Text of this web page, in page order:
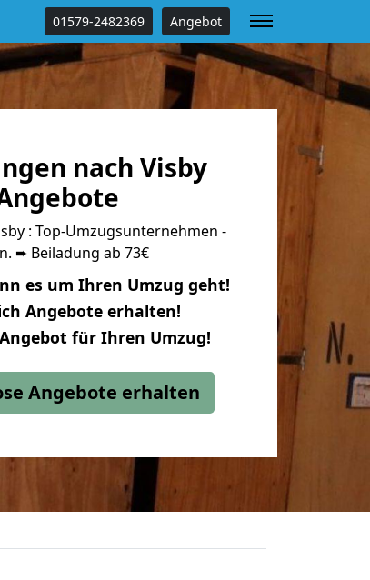
01579-2482369 Angebot
nach Visby
: Top-Umzugsunternehmen -
➨ Beiladung ab 73€
es um Ihren Umzug geht!
Angebote erhalten!
für Ihren Umzug!
Angebote erhalten